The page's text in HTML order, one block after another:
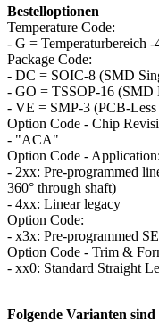
Bestelloptionen
Temperature Code:
- G = Temperaturbereich -
Package Code:
- DC = SOIC-8 (SMD
- GO = TSSOP-16 (SMD
- VE = SMP-3 (PCB-
Option Code - Chip
- "ACA"
Option Code - Application:
- 2xx: Pre-programmed
360° through shaft)
- 4xx: Linear legacy
Option Code:
- x3x: Pre-programmed
Option Code - Trim &
- xx0: Standard Straight
Folgende Varianten sind